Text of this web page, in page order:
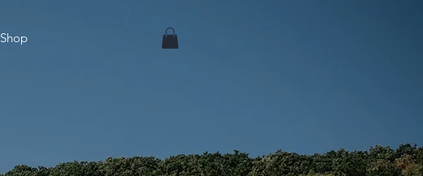
Shop